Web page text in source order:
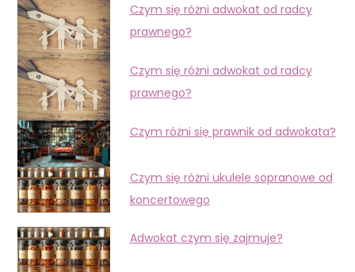
Czym się różni adwokat od radcy
prawnego?
Czym się różni adwokat od radcy
prawnego?
Czym różni się prawnik od adwokata?
Czym się różni ukulele sopranowe od
koncertowego
Adwokat czym się zajmuje?